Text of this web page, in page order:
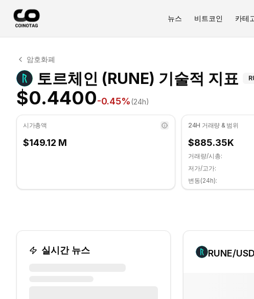
뉴스 비트코인 카테
토르체인 기술적 분석
토르체인 현재 $0.4400에 거래되고 있습니다. RSI 지표는
암호화폐
토르체인 (RUNE) 기술적 지표
$0.4400-0.45%(24h)
시가총액
$149.12 M
24H 거래량 & 범위
$885.35K
거래량/시총:
저가/고가:
변동(24h):
실시간 뉴스 RUNE/